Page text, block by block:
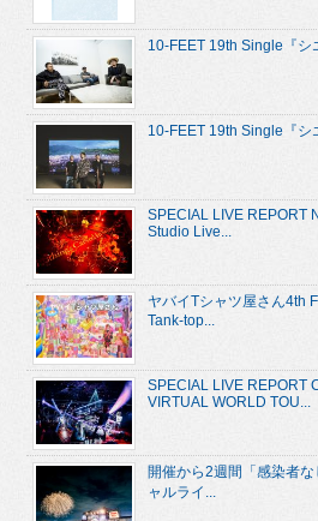
10-FEET 19th Single『シ
10-FEET 19th Single『シ
SPECIAL LIVE REPORT
Studio Live...
ヤバイTシャツ屋さん4th
Tank-top...
SPECIAL LIVE REPORT
VIRTUAL WORLD TOU...
開催から2週間「感染者
ャルライ...